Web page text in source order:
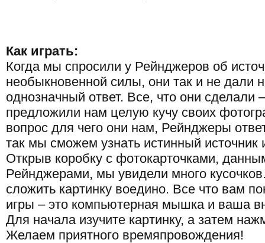
Как играть:
Когда мы спросили у Рейнджеров об
необыкновенной силы, они так и не дали
однозначный ответ. Все, что они сделали
предложили нам целую кучу своих
вопрос для чего они нам, Рейнджеры
так мы сможем узнать истинный источник
Открыв коробку с фотокарточками,
Рейнджерами, мы увидели много
сложить картинку воедино. Все что вам
игры – это компьютерная мышка и ваша
Для начала изучите картинку, а затем
Желаем приятного времяпровождения!